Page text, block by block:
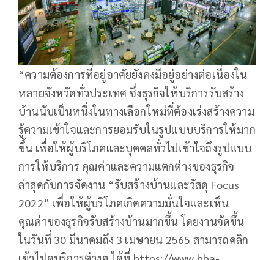
“ความต้องการที่อยู่อาศัยยังคงมีอยู่อย่างต่อเนื่องใน
หลายจังหวัดทั่วประเทศ ซึ่งธุรกิจให้บริการรับสร้าง
บ้านนับเป็นหนึ่งในทางเลือกใหม่ที่ต้องเร่งสร้างความ
รู้ความเข้าใจและการยอมรับในรูปแบบบริการให้มาก
ขึ้น เพื่อให้ผู้บริโภคและบุคคลทั่วไปเข้าใจถึงรูปแบบ
การให้บริการ คุณค่าและความแตกต่างของธุรกิจ
ล่าสุดกับการจัดงาน “รับสร้างบ้านและวัสดุ Focus
2022” เพื่อให้ผู้บริโภคเกิดความมั่นใจและเห็น
คุณค่าของธุรกิจรับสร้างบ้านมากขึ้น โดยงานจัดขึ้น
ในวันที่ 30 มีนาคมถึง 3 เมษายน 2565 สามารถคลิก